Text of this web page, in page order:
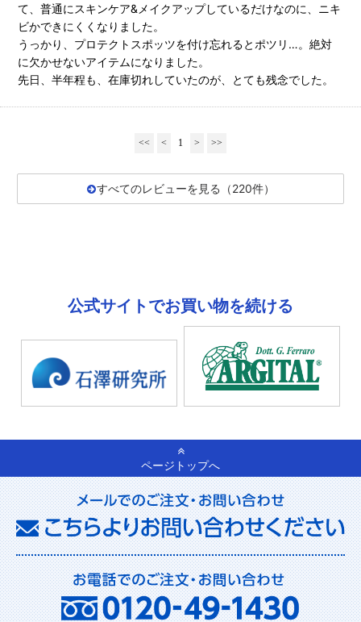
て、普通にスキンケア&メイクアップしているだけなのに、ニキ
ビかできにくくなりました。
うっかり、プロテクトスポッツを付け忘れるとポツリ…。絶対
に欠かせないアイテムになりました。
先日、半年程も、在庫切れしていたのが、とても残念でした。
<< < 1 > >>
すべてのレビューを見る（220件）
公式サイトでお買い物を続ける
ページトップへ